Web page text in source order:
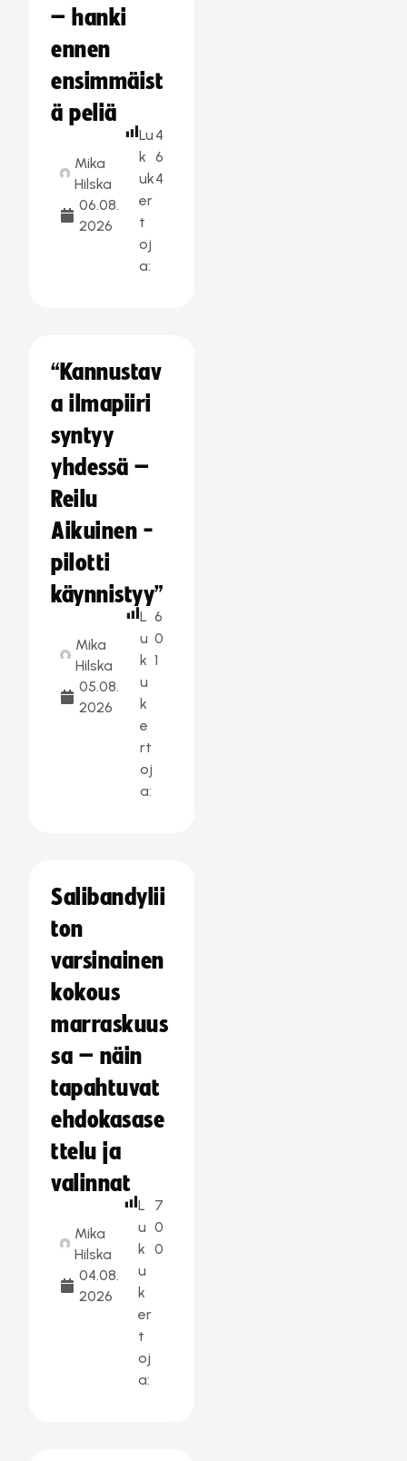
– hanki
ennen
ensimmäist
ä peliä
Mika
Hilska
06.08.
2026
Lu
k
uk
er
t
oj
a:
4
6
4
“Kannustav
a ilmapiiri
syntyy
yhdessä –
Reilu
Aikuinen -
pilotti
käynnistyy”
Mika
Hilska
05.08.
2026
L
u
k
u
k
e
rt
oj
a:
6
0
1
Salibandylii
ton
varsinainen
kokous
marraskuus
sa – näin
tapahtuvat
ehdokasase
ttelu ja
valinnat
Mika
Hilska
04.08.
2026
L
u
k
u
k
er
t
oj
a:
7
0
0